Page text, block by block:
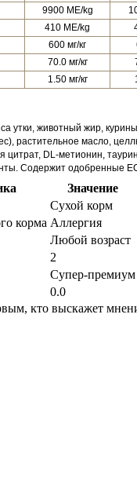
9900 МЕ/kg
410 МЕ/kg
600 мг/кг
70.0 мг/кг
1.50 мг/кг
утки, животный жир,
растительное масло,
цитрат, DL-метионин,
Содержит одобренные
Значение
Сухой корм
корма Аллергия
Любой возраст
2
Супер-премиум
0.0
кто выскажет